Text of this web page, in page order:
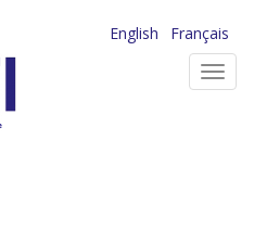
English
Français